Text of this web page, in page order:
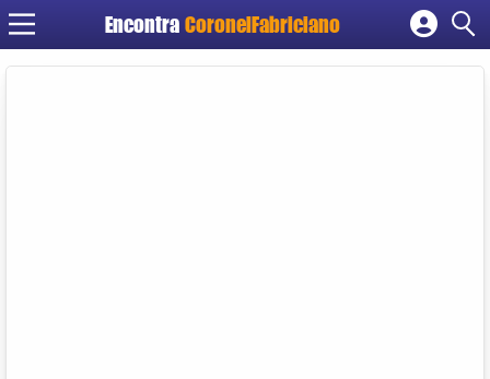
Encontra CoronelFabriciano
Cadastrar empresa